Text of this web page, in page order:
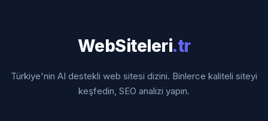
WebSiteleri.tr
Türkiye'nin AI destekli web sitesi dizini. Binlerce kaliteli siteyi
keşfedin, SEO analizi yapın.